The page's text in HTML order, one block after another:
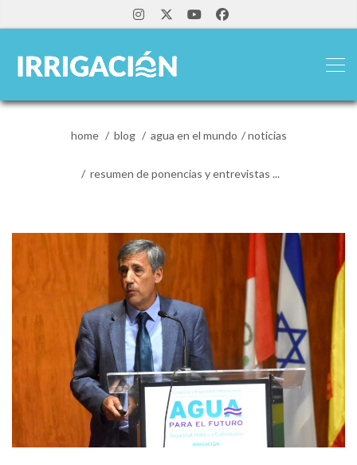
home blog agua en el mundo noticias
resumen de ponencias y entrevistas ...